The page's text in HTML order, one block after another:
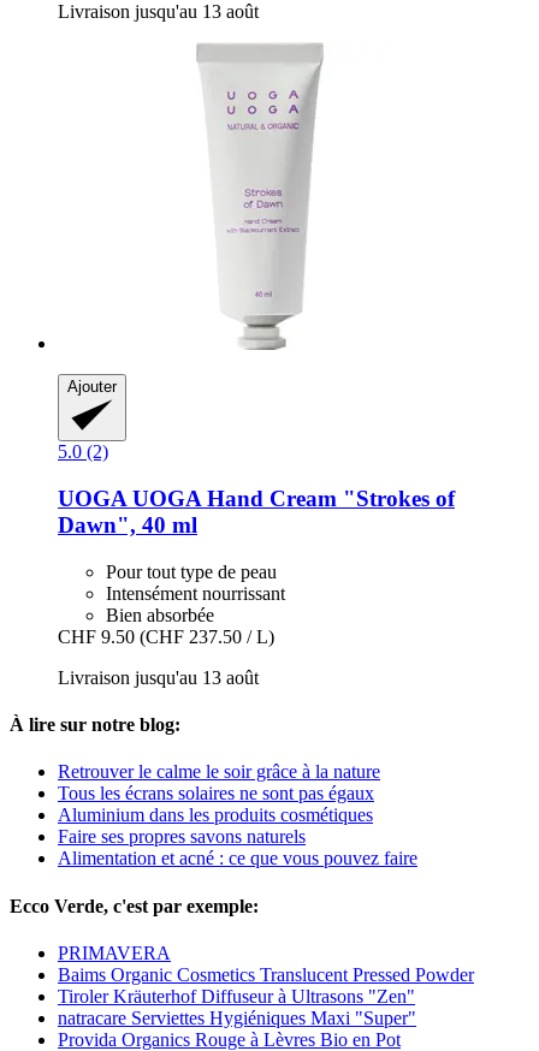
Livraison jusqu'au 13 août
Ajouter
5.0 (2)
UOGA UOGA Hand Cream "Strokes of
Dawn", 40 ml
Pour tout type de peau
Intensément nourrissant
Bien absorbée
CHF 9.50 (CHF 237.50 / L)
Livraison jusqu'au 13 août
À lire sur notre blog:
Retrouver le calme le soir grâce à la nature
Tous les écrans solaires ne sont pas égaux
Aluminium dans les produits cosmétiques
Faire ses propres savons naturels
Alimentation et acné : ce que vous pouvez faire
Ecco Verde, c'est par exemple:
PRIMAVERA
Baims Organic Cosmetics Translucent Pressed Powder
Tiroler Kräuterhof Diffuseur à Ultrasons "Zen"
natracare Serviettes Hygiéniques Maxi "Super"
Provida Organics Rouge à Lèvres Bio en Pot